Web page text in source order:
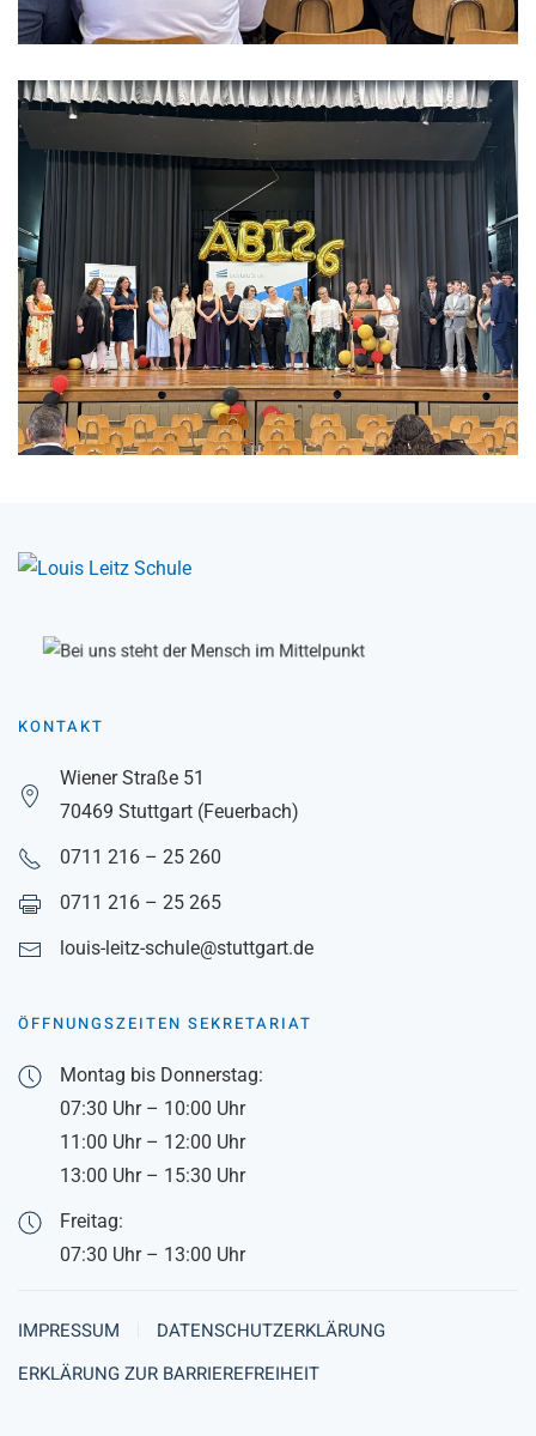
KONTAKT
Wiener Straße 51
70469 Stuttgart (Feuerbach)
0711 216 – 25 260
0711 216 – 25 265
louis-leitz-schule@stuttgart.de
ÖFFNUNGSZEITEN SEKRETARIAT
Montag bis Donnerstag:
07:30 Uhr – 10:00 Uhr
11:00 Uhr – 12:00 Uhr
13:00 Uhr – 15:30 Uhr
Freitag:
07:30 Uhr – 13:00 Uhr
IMPRESSUM
DATENSCHUTZERKLÄRUNG
ERKLÄRUNG ZUR BARRIEREFREIHEIT